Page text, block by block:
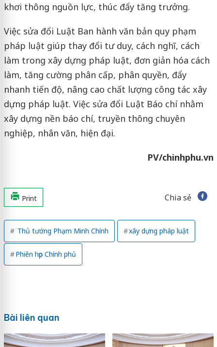
khơi thông nguồn lực, thúc đẩy tăng trưởng.
Việc sửa đổi Luật Ban hành văn bản quy phạm
pháp luật giúp thay đổi tư duy, cách nghĩ, cách
làm trong xây dựng pháp luật, đơn giản hóa cách
làm, tăng cường phân cấp, phân quyền, đẩy
nhanh tiến độ, nâng cao chất lượng công tác xây
dựng pháp luật. Việc sửa đổi Luật Báo chí nhằm
xây dựng nền báo chí, truyền thông chuyên
nghiệp, nhân văn, hiện đại.
PV/chinhphu.vn
Print Chia sẻ
Thủ tướng Phạm Minh Chính xây dựng pháp luật
Phiên họp Chính phủ
Bài liên quan